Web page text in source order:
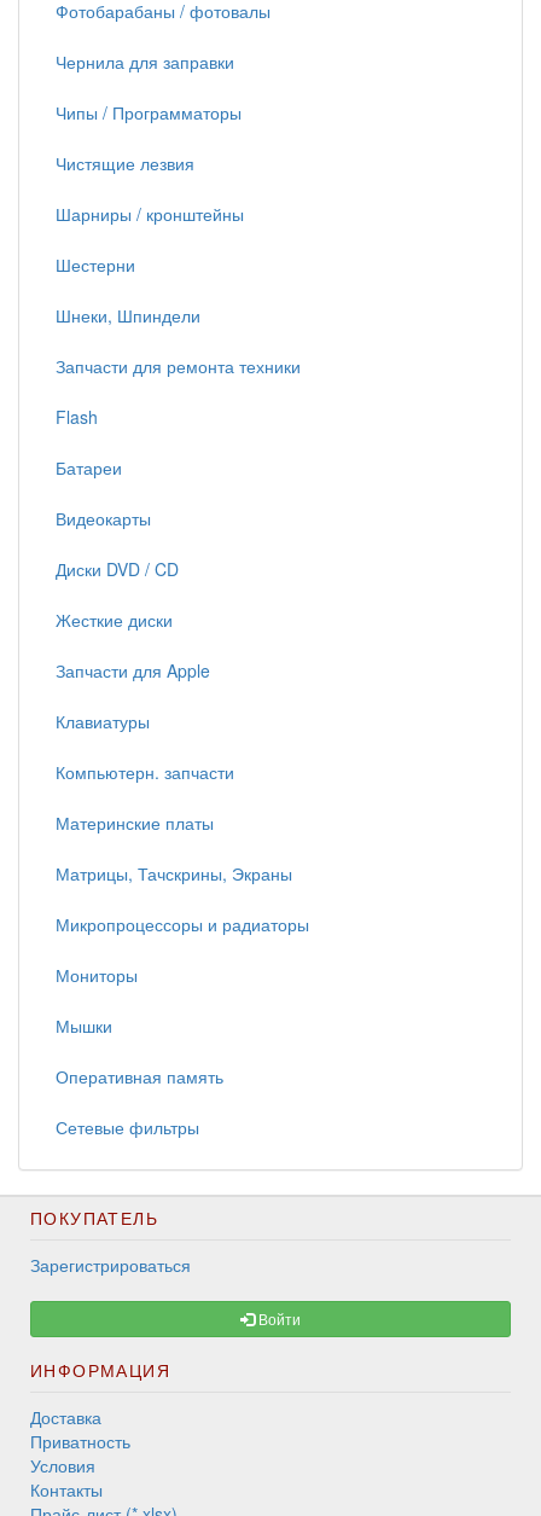
Фотобарабаны / фотовалы
Чернила для заправки
Чипы / Программаторы
Чистящие лезвия
Шарниры / кронштейны
Шестерни
Шнеки, Шпиндели
Запчасти для ремонта техники
Flash
Батареи
Видеокарты
Диски DVD / CD
Жесткие диски
Запчасти для Apple
Клавиатуры
Компьютерн. запчасти
Материнские платы
Матрицы, Тачскрины, Экраны
Микропроцессоры и радиаторы
Мониторы
Мышки
Оперативная память
Сетевые фильтры
ПОКУПАТЕЛЬ
Зарегистрироваться
Войти
ИНФОРМАЦИЯ
Доставка
Приватность
Условия
Контакты